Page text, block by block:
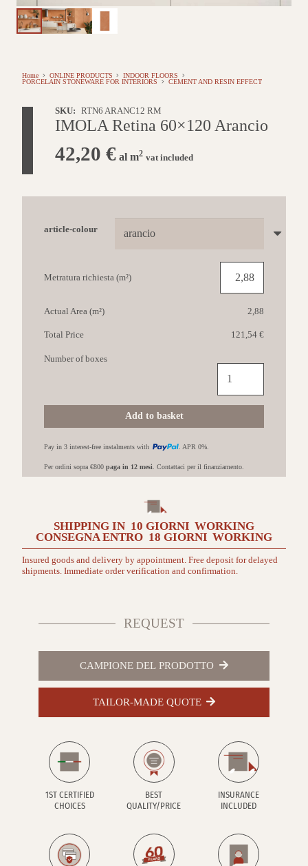
Home ONLINE PRODUCTS
INDOOR FLOORS
PORCELAIN STONEWARE FOR INTERIORS
CEMENT AND RESIN EFFECT
SKU: RTN6 ARANC12 RM
IMOLA Retina 60×120 Arancio
42,20 € al m2 vat included
article-colour
Metratura richiesta (m²)
Actual Area (m²) 2,88
Total Price 121,54 €
Retina
60x120
Add to basket
Number of boxes
Pay in 3 interest-free instalments with . APR 0%.
Per ordini sopra €800 paga in 12 mesi . Contattaci per il finanziamento.
SHIPPING IN 10 GIORNI WORKING
CONSEGNA ENTRO 18 GIORNI WORKING
Insured goods and delivery by appointment. Free deposit for delayed
shipments. Immediate order verification and confirmation.
REQUEST
CAMPIONE DEL PRODOTTO
TAILOR-MADE QUOTE
1ST CERTIFIED
CHOICES
BEST
QUALITY/PRICE
INSURANCE
INCLUDED